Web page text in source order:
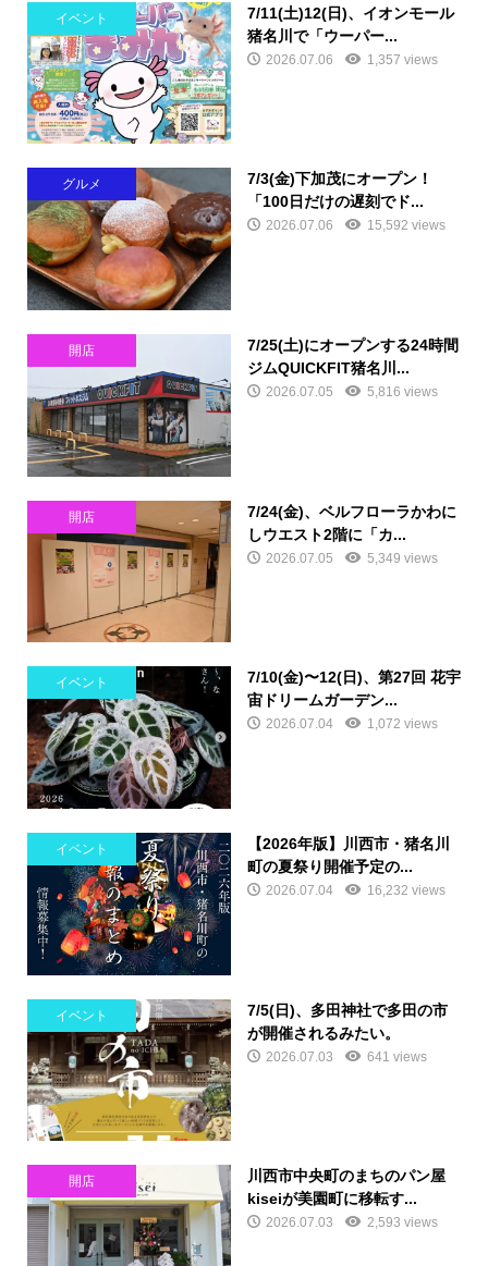
イベント
7/11(土)12(日)、イオンモール
猪名川で「ウーパー...
2026.07.06 1,357 views
グルメ
7/3(金)下加茂にオープン！
「100日だけの遅刻でド...
2026.07.06 15,592 views
開店
7/25(土)にオープンする24時間
ジムQUICKFIT猪名川...
2026.07.05 5,816 views
開店
7/24(金)、ベルフローラかわに
しウエスト2階に「カ...
2026.07.05 5,349 views
イベント
7/10(金)〜12(日)、第27回 花宇
宙ドリームガーデン...
2026.07.04 1,072 views
イベント
【2026年版】川西市・猪名川
町の夏祭り開催予定の...
2026.07.04 16,232 views
イベント
7/5(日)、多田神社で多田の市
が開催されるみたい。
2026.07.03 641 views
開店
川西市中央町のまちのパン屋
kiseiが美園町に移転す...
2026.07.03 2,593 views